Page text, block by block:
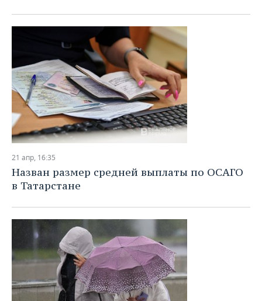
21 апр, 16:35
Назван размер средней выплаты по ОСАГО
в Татарстане